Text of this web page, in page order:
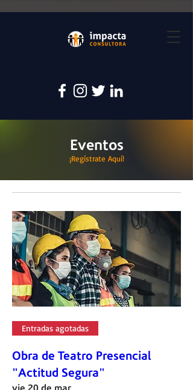
Eventos
¡Regístrate Aquí!
Entradas agotadas
Obra de Teatro Presencial
"Actitud Segura"
vie 20 de mar